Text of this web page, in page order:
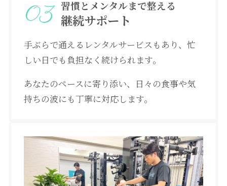
習慣とメンタルまで整える
継続サポート
手ぶらで通えるレンタルサービスもあり、忙
しい日でも負担なく続けられます。
あなたのペースに寄り添い、日々の食事や気
持ちの波にも丁寧に対応します。